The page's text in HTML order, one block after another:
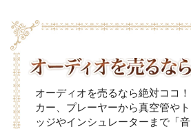
オーディオを売るなら絶対ココ
カー、プレーヤーから真空管や
ッジやインシュレーターまで「